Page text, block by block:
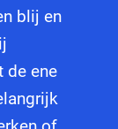
blij en
de ene